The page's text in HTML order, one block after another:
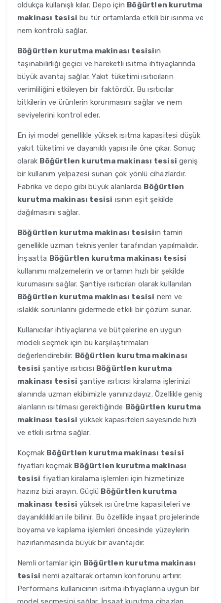
oldukça kullanışlı kılar. Depo için Böğürtlen kurutma
makinası tesisi bu tür ortamlarda etkili bir ısınma ve
nem kontrolü sağlar.
Böğürtlen kurutma makinası tesisiın
taşınabilirliği geçici ve hareketli ısıtma ihtiyaçlarında
büyük avantaj sağlar. Yakıt tüketimi ısıtıcıların
verimliliğini etkileyen bir faktördür. Bu ısıtıcılar
bitkilerin ve ürünlerin korunmasını sağlar ve nem
seviyelerini kontrol eder.
En iyi model genellikle yüksek ısıtma kapasitesi düşük
yakıt tüketimi ve dayanıklı yapısı ile öne çıkar. Sonuç
olarak Böğürtlen kurutma makinası tesisi geniş
bir kullanım yelpazesi sunan çok yönlü cihazlardır.
Fabrika ve depo gibi büyük alanlarda Böğürtlen
kurutma makinası tesisi ısının eşit şekilde
dağılmasını sağlar.
Böğürtlen kurutma makinası tesisiın tamiri
genellikle uzman teknisyenler tarafından yapılmalıdır.
İnşaatta Böğürtlen kurutma makinası tesisi
kullanımı malzemelerin ve ortamın hızlı bir şekilde
kurumasını sağlar. Şantiye ısıtıcıları olarak kullanılan
Böğürtlen kurutma makinası tesisi nem ve
ıslaklık sorunlarını gidermede etkili bir çözüm sunar.
Kullanıcılar ihtiyaçlarına ve bütçelerine en uygun
modeli seçmek için bu karşılaştırmaları
değerlendirebilir. Böğürtlen kurutma makinası
tesisi şantiye ısıtıcısı Böğürtlen kurutma
makinası tesisi şantiye ısıtıcısı kiralama işlerinizi
alanında uzman ekibimizle yanınızdayız. Özellikle geniş
alanların ısıtılması gerektiğinde Böğürtlen kurutma
makinası tesisi yüksek kapasiteleri sayesinde hızlı
ve etkili ısıtma sağlar.
Koçmak Böğürtlen kurutma makinası tesisi
fiyatları koçmak Böğürtlen kurutma makinası
tesisi fiyatları kiralama işlemleri için hizmetinize
hazırız bizi arayın. Güçlü Böğürtlen kurutma
makinası tesisi yüksek ısı üretme kapasiteleri ve
dayanıklılıkları ile bilinir. Bu özellikle inşaat projelerinde
boyama ve kaplama işlemleri öncesinde yüzeylerin
hazırlanmasında büyük bir avantajdır.
Nemli ortamlar için Böğürtlen kurutma makinası
tesisi nemi azaltarak ortamın konforunu artırır.
Performans kullanıcının ısıtma ihtiyaçlarına uygun bir